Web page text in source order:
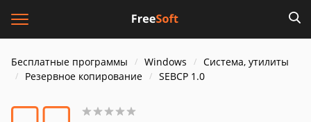
Бесплатные программы Windows
Система, утилиты
Резервное копирование
SEBCP 1.0